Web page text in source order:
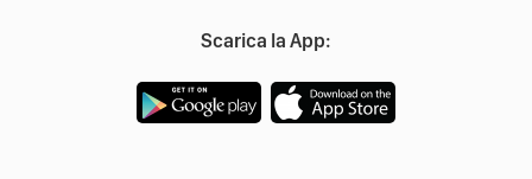
Scarica la App: